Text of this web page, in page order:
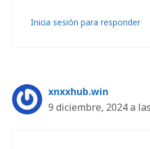
Inicia sesión para responder
xnxxhub.win
9 diciembre, 2024 a